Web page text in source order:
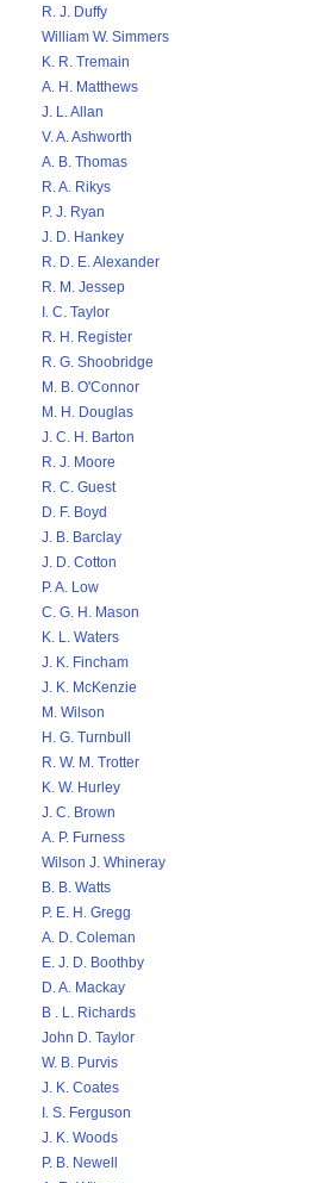
R. J. Duffy
William W. Simmers
K. R. Tremain
A. H. Matthews
J. L. Allan
V. A. Ashworth
A. B. Thomas
R. A. Rikys
P. J. Ryan
J. D. Hankey
R. D. E. Alexander
R. M. Jessep
I. C. Taylor
R. H. Register
R. G. Shoobridge
M. B. O'Connor
M. H. Douglas
J. C. H. Barton
R. J. Moore
R. C. Guest
D. F. Boyd
J. B. Barclay
J. D. Cotton
P. A. Low
C. G. H. Mason
K. L. Waters
J. K. Fincham
J. K. McKenzie
M. Wilson
H. G. Turnbull
R. W. M. Trotter
K. W. Hurley
J. C. Brown
A. P. Furness
Wilson J. Whineray
B. B. Watts
P. E. H. Gregg
A. D. Coleman
E. J. D. Boothby
D. A. Mackay
B . L. Richards
John D. Taylor
W. B. Purvis
J. K. Coates
I. S. Ferguson
J. K. Woods
P. B. Newell